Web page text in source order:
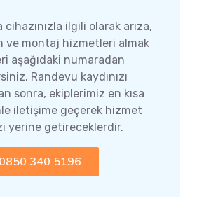
cihazınızla ilgili olarak arıza,
ve montaj hizmetleri almak
aşağıdaki numaradan
Randevu kaydınızı
sonra, ekiplerimiz en kısa
iletişime geçerek hizmet
yerine getireceklerdir.
0850 340 5196